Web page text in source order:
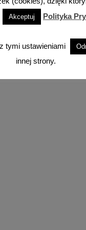
YouTube TikTok
Akceptuj Polityka
tymi ustawieniami
innej strony.